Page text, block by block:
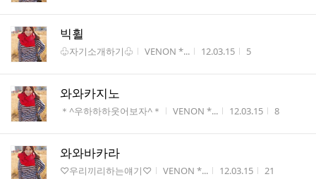
빅휠
게시판명
♧자기소개하기♧ 작성자
VENON *... 작성시간
12.03.15 조회수
5
와와카지노
게시판명
＊^우하하하웃어보자^＊ 작성자
VENON *... 작성시간
12.03.15 조회수
8
와와바카라
게시판명
♡우리끼리하는얘기♡ 작성자
VENON *... 작성시간
12.03.15 조회수
21